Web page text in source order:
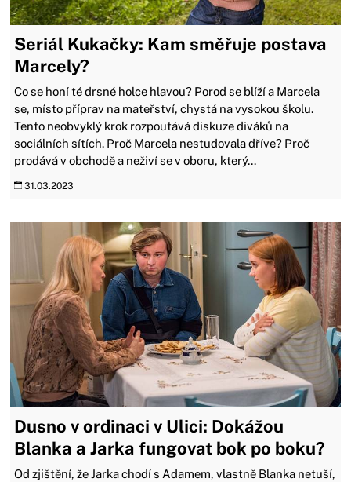
Seriál Kukačky: Kam směřuje postava
Marcely?
Co se honí té drsné holce hlavou? Porod se blíží a Marcela
se, místo příprav na mateřství, chystá na vysokou školu.
Tento neobvyklý krok rozpoutává diskuze diváků na
sociálních sítích. Proč Marcela nestudovala dříve? Proč
prodává v obchodě a neživí se v oboru, který...
31.03.2023
Dusno v ordinaci v Ulici: Dokážou
Blanka a Jarka fungovat bok po boku?
Od zjištění, že Jarka chodí s Adamem, vlastně Blanka netuší,